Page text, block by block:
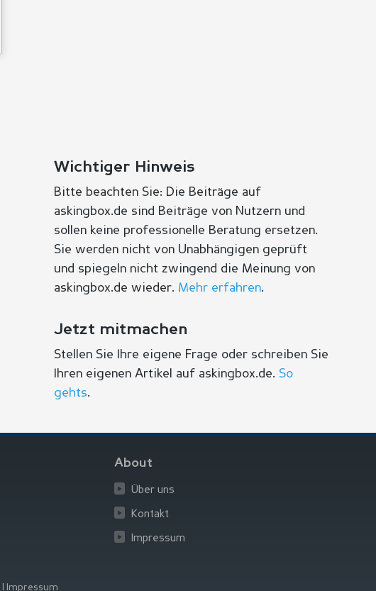
Wichtiger Hinweis
Bitte beachten Sie: Die Beiträge auf
askingbox.de sind Beiträge von Nutzern und
sollen keine professionelle Beratung ersetzen.
Sie werden nicht von Unabhängigen geprüft
und spiegeln nicht zwingend die Meinung von
askingbox.de wieder. Mehr erfahren.
Jetzt mitmachen
Stellen Sie Ihre eigene Frage oder schreiben Sie
Ihren eigenen Artikel auf askingbox.de. So
gehts.
About
Über uns
Kontakt
Impressum
Impressum